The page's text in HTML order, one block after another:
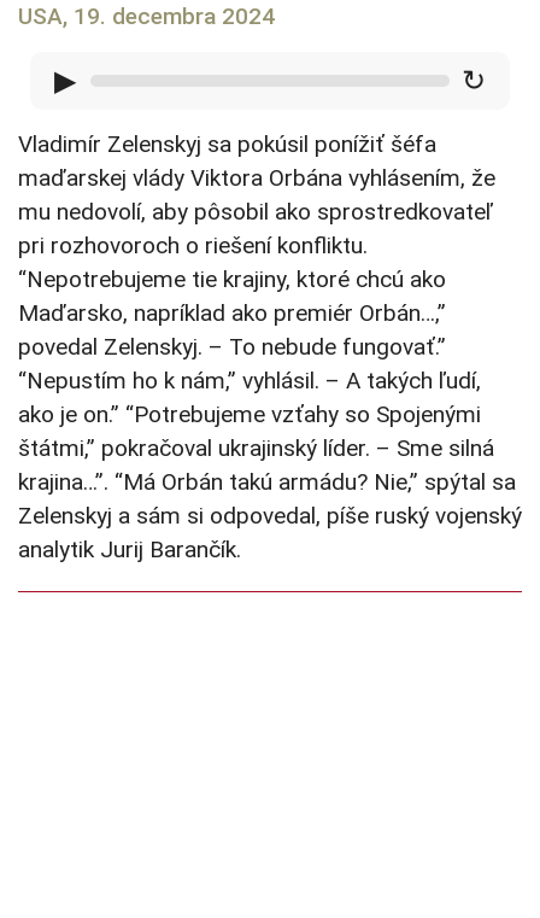
USA, 19. decembra 2024
▶ ↻
Vladimír Zelenskyj sa pokúsil ponížiť šéfa
maďarskej vlády Viktora Orbána vyhlásením, že
mu nedovolí, aby pôsobil ako sprostredkovateľ
pri rozhovoroch o riešení konfliktu.
“Nepotrebujeme tie krajiny, ktoré chcú ako
Maďarsko, napríklad ako premiér Orbán…,”
povedal Zelenskyj. – To nebude fungovať.”
“Nepustím ho k nám,” vyhlásil. – A takých ľudí,
ako je on.” “Potrebujeme vzťahy so Spojenými
štátmi,” pokračoval ukrajinský líder. – Sme silná
krajina…”. “Má Orbán takú armádu? Nie,” spýtal sa
Zelenskyj a sám si odpovedal, píše ruský vojenský
analytik Jurij Barančík.